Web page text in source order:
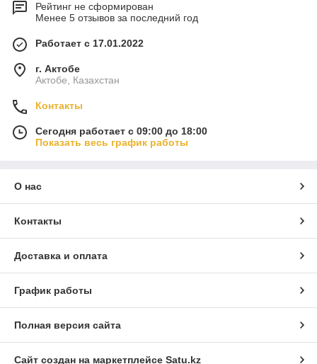
Рейтинг не сформирован
Менее 5 отзывов за последний год
Работает с 17.01.2022
г. Актобе
Актобе, Казахстан
Контакты
Сегодня работает с 09:00 до 18:00
Показать весь график работы
О нас
Контакты
Доставка и оплата
График работы
Полная версия сайта
Сайт создан на маркетплейсе Satu.kz